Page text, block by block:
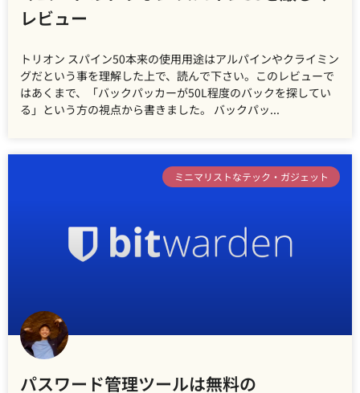
レビュー
トリオン スパイン50本来の使用用途はアルパインやクライミン
グだという事を理解した上で、読んで下さい。このレビューで
はあくまで、「バックパッカーが50L程度のバックを探してい
る」という方の視点から書きました。 バックパッ
ミニマリストなテック・ガジェット
パスワード管理ツールは無料の